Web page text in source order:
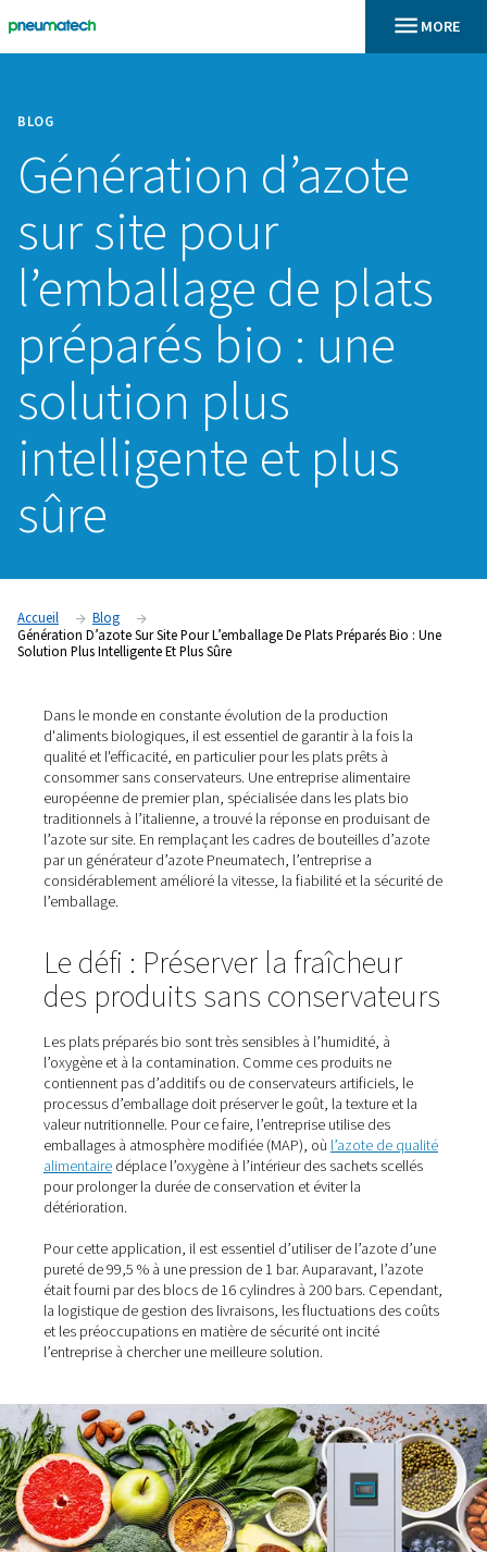
BLOG
Génération
sur site pour
l’emballage de
préparés bio :
solution plus
intelligente et
sûre
Accueil
Blog
Génération D’azote Sur Site Pour L’emballage De Plats
Solution Plus Intelligente Et Plus Sûre
Dans le monde en constante évolution de la production
qualité et l'efficacité, en particulier pour les plats prêts à
consommer sans conservateurs. Une entreprise
européenne de premier plan, spécialisée dans les
l’azote sur site. En remplaçant les cadres de bouteilles
par un générateur d’azote Pneumatech, l’entreprise a
considérablement amélioré la vitesse, la fiabilité et la
l’emballage.
Le défi : Préserver la
des produits sans
Les plats préparés bio sont très sensibles à l’humidité, à
l’oxygène et à la contamination. Comme ces produits
contiennent pas d’additifs ou de conservateurs
valeur nutritionnelle. Pour ce faire, l’entreprise utilise des
emballages à atmosphère modifiée (MAP), oùl’azote
alimentairedéplace l’oxygène à l’intérieur des sachets
pour prolonger la durée de conservation et éviter la
détérioration.